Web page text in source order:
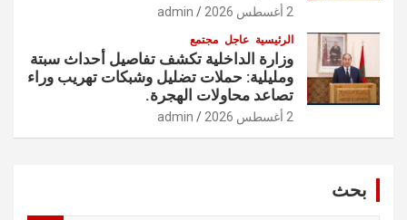
2 أغسطس 2026 admin
الرئيسية عاجل مجتمع
وزارة الداخلية تكشف تفاصيل أحداث سبتة
ومليلية: حملات تضليل وشبكات تهريب وراء
تصاعد محاولات الهجرة.
2 أغسطس 2026 admin
بحث